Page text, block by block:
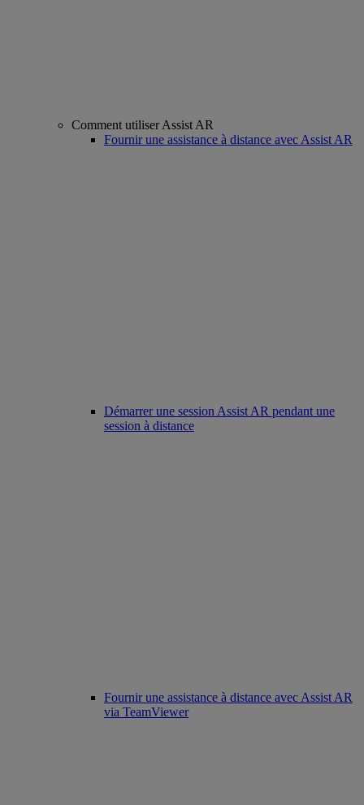
Comment utiliser Assist AR
Fournir une assistance à distance avec Assist AR
Démarrer une session Assist AR pendant une
session à distance
Fournir une assistance à distance avec Assist AR
via TeamViewer